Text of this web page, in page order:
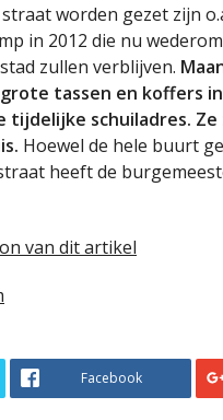
worden gezet zijn
in 2012 die nu
zullen verblijven.
tassen en koffers
tijdelijke schuiladres.
Hoewel de hele buurt
heeft de
van dit artikel
Facebook